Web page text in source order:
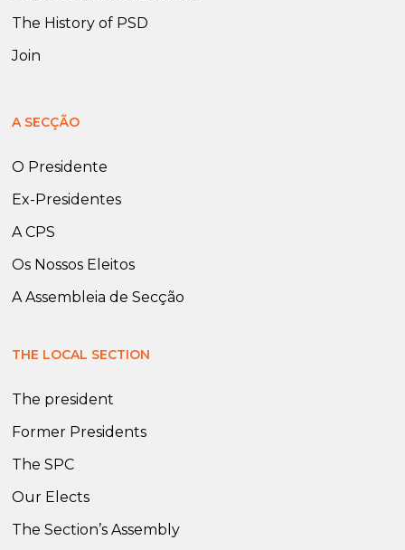
The History of PSD
Join
A SECÇÃO
O Presidente
Ex-Presidentes
A CPS
Os Nossos Eleitos
A Assembleia de Secção
THE LOCAL SECTION
The president
Former Presidents
The SPC
Our Elects
The Section’s Assembly